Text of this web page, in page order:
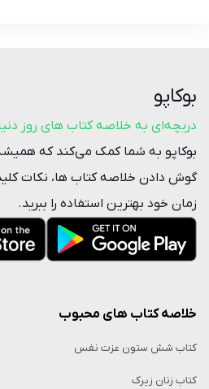
بوکاپو
دریچه‌ای به خلاصه کتاب‌ های روز
بوکاپو به شما کمک می‌کند که
گوش دادن خلاصه‌ کتاب ها، نکات
زمان خود بهترین استفاده را ببرید.
خلاصه کتاب‌ های محبوب
کتاب شش ستون عزت نفس
کتاب زنان زیرک